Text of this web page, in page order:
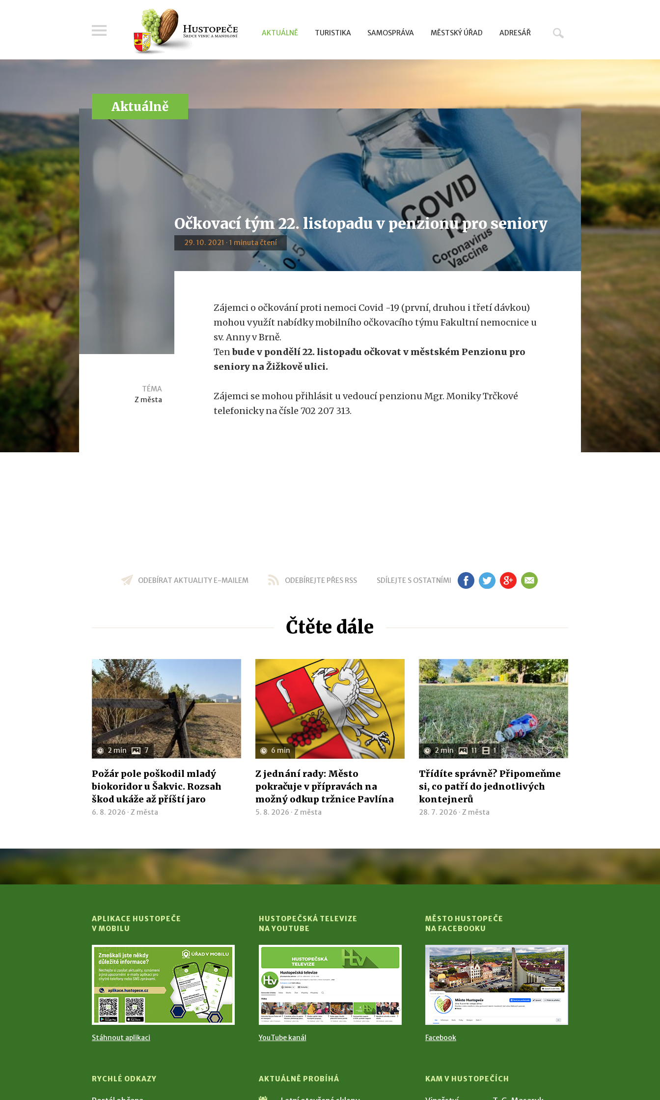
AKTUÁLNĚ TURISTIKA SAMOSPRÁVA MĚSTSKÝ ÚŘAD ADRESÁŘ
Aktuálně
Očkovací tým 22. listopadu v penzionu pro seniory
29. 10. 2021 · 1 minuta čtení
TÉMA
Z města
Zájemci o očkování proti nemoci Covid -19 (první, druhou i třetí dávkou)
mohou využít nabídky mobilního očkovacího týmu Fakultní nemocnice u
sv. Anny v Brně.
Tenbude v pondělí 22. listopadu očkovat v městském Penzionu pro
seniory na Žižkově ulici.
Zájemci se mohou přihlásit u vedoucí penzionu Mgr. Moniky Trčkové
telefonicky na čísle 702 207 313.
ODEBÍRAT AKTUALITY E-MAILEM ODEBÍREJTE PŘES RSS SDÍLEJTE S OSTATNÍMI FB TW GP EM
Čtěte dále
2 min 7
Požár pole poškodil mladý
biokoridor u Šakvic. Rozsah
škod ukáže až příští jaro
6. 8. 2026 · Z města
6 min
Z jednání rady: Město
pokračuje v přípravách na
možný odkup tržnice Pavlína
5. 8. 2026 ·Z města
2 min 11 1
Třídíte správně? Připomeňme
si, co patří do jednotlivých
kontejnerů
28. 7. 2026 ·Z města
APLIKACE HUSTOPEČE
V MOBILU
Stáhnout aplikaci
HUSTOPEČSKÁ TELEVIZE
NA YOUTUBE
YouTube kanál
MĚSTO HUSTOPEČE
NA FACEBOOKU
Facebook
RYCHLÉ ODKAZY AKTUÁLNĚ PROBÍHÁ KAM V HUSTOPEČÍCH